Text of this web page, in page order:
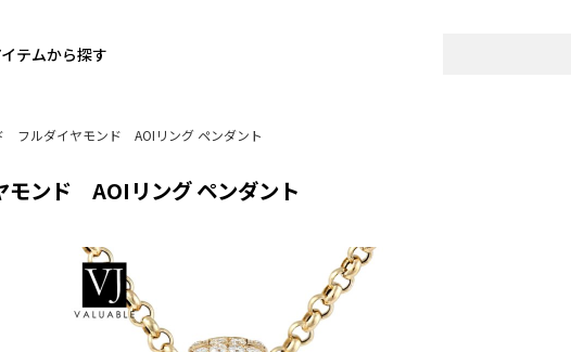
テムから探す
フルダイヤモンド AOIリング ペンダント
モンド AOIリング ペンダント